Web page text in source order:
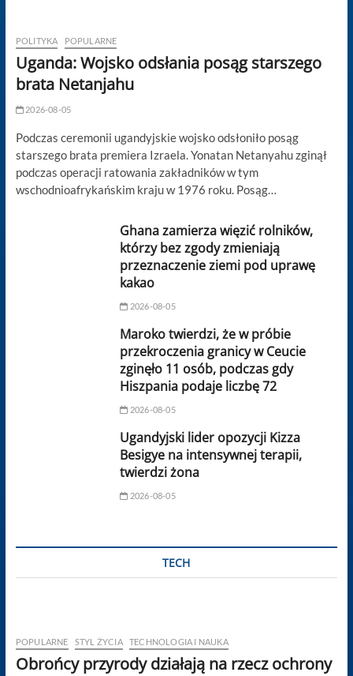
POLITYKA POPULARNE
Uganda: Wojsko odsłania posąg starszego
brata Netanjahu
2026-08-05
Podczas ceremonii ugandyjskie wojsko odsłoniło posąg
starszego brata premiera Izraela. Yonatan Netanyahu zginął
podczas operacji ratowania zakładników w tym
wschodnioafrykańskim kraju w 1976 roku. Posąg…
Ghana zamierza więzić rolników,
którzy bez zgody zmieniają
przeznaczenie ziemi pod uprawę
kakao
2026-08-05
Maroko twierdzi, że w próbie
przekroczenia granicy w Ceucie
zginęło 11 osób, podczas gdy
Hiszpania podaje liczbę 72
2026-08-05
Ugandyjski lider opozycji Kizza
Besigye na intensywnej terapii,
twierdzi żona
2026-08-05
TECH
POPULARNE STYL ŻYCIA TECHNOLOGIA I NAUKA
Obrońcy przyrody działają na rzecz ochrony